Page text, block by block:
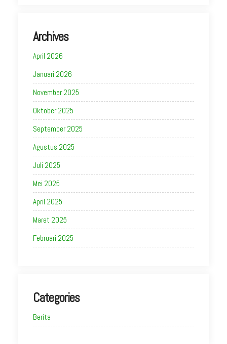
Archives
April 2026
Januari 2026
November 2025
Oktober 2025
September 2025
Agustus 2025
Juli 2025
Mei 2025
April 2025
Maret 2025
Februari 2025
Categories
Berita